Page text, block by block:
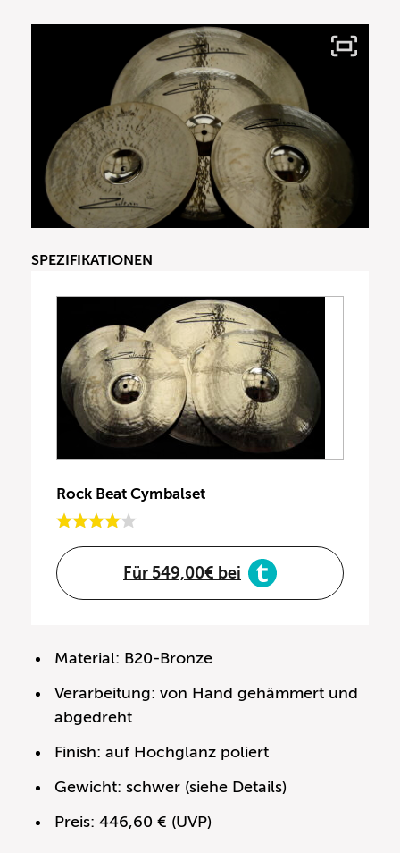
SPEZIFIKATIONEN
Rock Beat Cymbalset
Für 549,00€ bei
Material: B20-Bronze
Verarbeitung: von Hand gehämmert und
abgedreht
Finish: auf Hochglanz poliert
Gewicht: schwer (siehe Details)
Preis: 446,60 € (UVP)